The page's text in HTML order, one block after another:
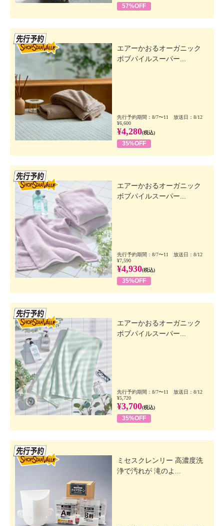
57%OFF
エアーかおるオーガニック
ボブパイルスーパー...
先行予約期間：8/7〜11 放送日：8/12
¥6,600
¥4,280(税込)
35%OFF
エアーかおるオーガニック
ボブパイルスーパー...
先行予約期間：8/7〜11 放送日：8/12
¥7,590
¥4,930(税込)
35%OFF
エアーかおるオーガニック
ボブパイルスーパー...
先行予約期間：8/7〜11 放送日：8/12
¥5,720
¥3,700(税込)
35%OFF
ミセスクレンリー 高濃度洗
浄で汚れが 滝のよ...